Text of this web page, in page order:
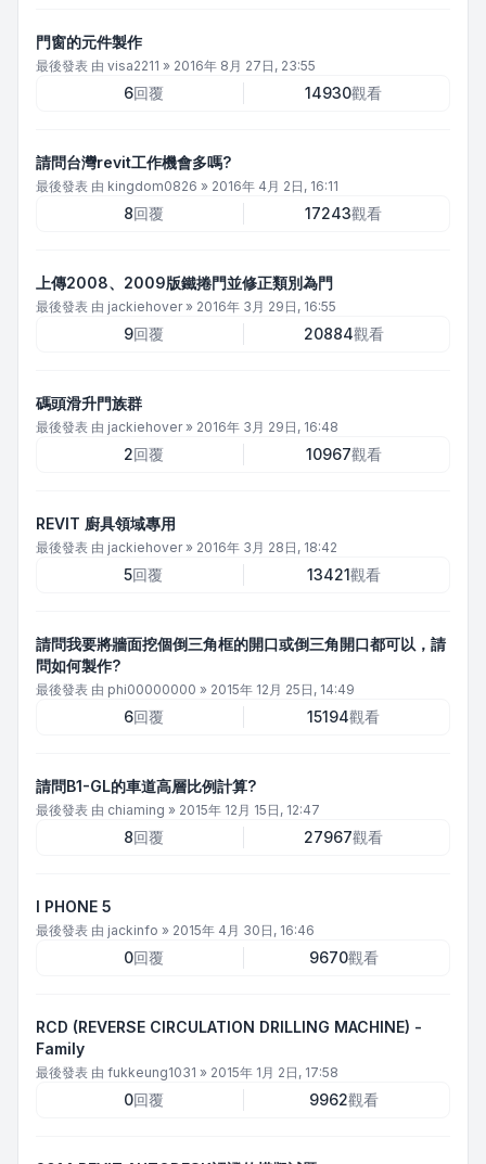
門窗的元件製作
最後發表 由 visa2211 » 2016年 8月 27日, 23:55
6回覆 14930觀看
請問台灣revit工作機會多嗎?
最後發表 由 kingdom0826 » 2016年 4月 2日, 16:11
8回覆 17243觀看
上傳2008、2009版鐵捲門並修正類別為門
最後發表 由 jackiehover» 2016年 3月 29日, 16:55
9回覆 20884觀看
碼頭滑升門族群
最後發表 由 jackiehover» 2016年 3月 29日, 16:48
2回覆 10967觀看
REVIT 廚具領域專用
最後發表 由 jackiehover» 2016年 3月 28日, 18:42
5回覆 13421觀看
請問我要將牆面挖個倒三角框的開口或倒三角開口都可以，請
問如何製作?
最後發表 由 phi00000000 » 2015年 12月 25日, 14:49
6回覆 15194觀看
請問B1-GL的車道高層比例計算?
最後發表 由 chiaming » 2015年 12月 15日, 12:47
8回覆 27967觀看
I PHONE 5
最後發表 由 jackinfo » 2015年 4月 30日, 16:46
0回覆 9670觀看
RCD (REVERSE CIRCULATION DRILLING MACHINE) -
Family
最後發表 由 fukkeung1031 » 2015年 1月 2日, 17:58
0回覆 9962觀看